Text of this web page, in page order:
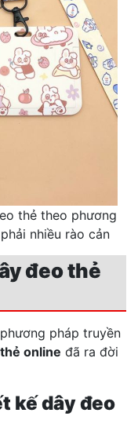
thẻ theo phương
nhiều rào cản
đeo thẻ
pháp truyền
online đã ra đời
kế dây đeo